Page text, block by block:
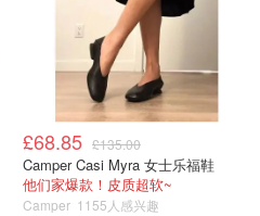
£68.85 £135.00
Camper Casi Myra 女士乐福鞋
他们家爆款！皮质超软~
Camper 1155人感兴趣